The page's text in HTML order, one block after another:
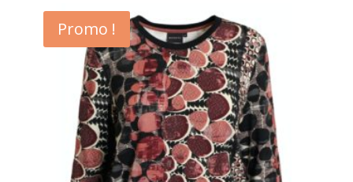
était :
25,00€.
est :
20,00€.
Promo !